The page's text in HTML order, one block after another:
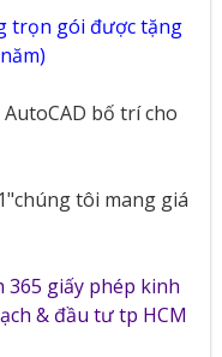
trọn gói được tặng
AutoCAD bố trí cho
tôi mang giá
365 giấy phép kinh
& đầu tư tp HCM